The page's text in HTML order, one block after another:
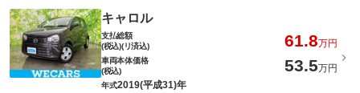
キャロル
支払総額
(税込)(リ済込)
61.8万円
車両本体価格
(税込)
53.5万円
年式2019(平成31)年